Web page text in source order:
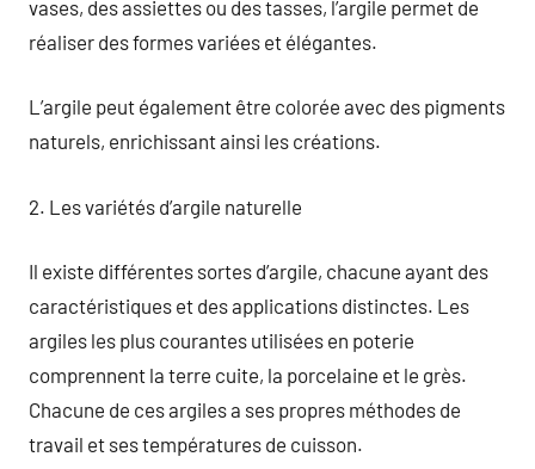
vases, des assiettes ou des tasses, l’argile permet de
réaliser des formes variées et élégantes.
L’argile peut également être colorée avec des pigments
naturels, enrichissant ainsi les créations.
2. Les variétés d’argile naturelle
Il existe différentes sortes d’argile, chacune ayant des
caractéristiques et des applications distinctes. Les
argiles les plus courantes utilisées en poterie
comprennent la terre cuite, la porcelaine et le grès.
Chacune de ces argiles a ses propres méthodes de
travail et ses températures de cuisson.